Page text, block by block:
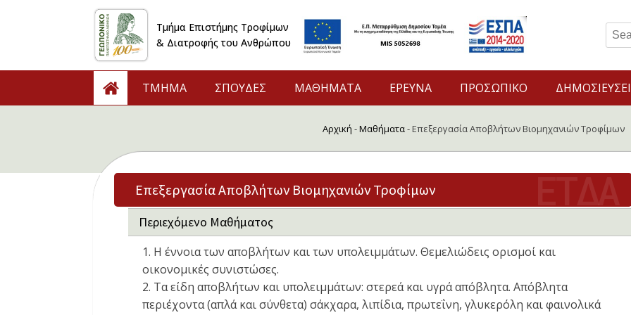
Τμήμα Επιστήμης Τροφίμων
& Διατροφής του Ανθρώπου
for:
TMHMA ΣΠΟΥΔΕΣ ΜΑΘΗΜΑΤΑ ΕΡΕΥΝΑ ΠΡΟΣΩΠΙΚΟ
Αρχική -Μαθήματα-Επεξεργασία Αποβλήτων Βιομηχανιών Τροφίμων
Επεξεργασία Αποβλήτων Βιομηχανιών Τροφίμων
Περιεχόμενο Μαθήματος
1. Η έννοια των αποβλήτων και των υπολειμμάτων. Θεμελιώδεις ορισμοί και
οικονομικές συνιστώσες.
2. Τα είδη αποβλήτων και υπολειμμάτων: στερεά και υγρά απόβλητα. Απόβλητα
περιέχοντα (απλά και σύνθετα) σάκχαρα, λιπίδια, πρωτεΐνη, γλυκερόλη και φαινολικά